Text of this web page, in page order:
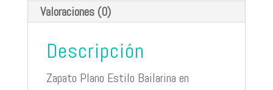
Valoraciones (0)
Descripción
Zapato Plano Estilo Bailarina en